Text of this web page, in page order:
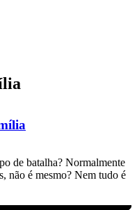
de batalha? Normalmente
não é mesmo? Nem tudo é